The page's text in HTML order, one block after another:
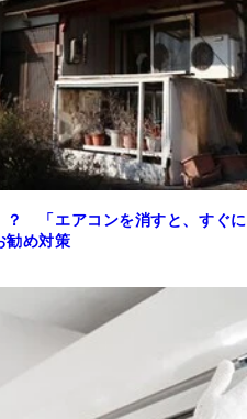
？ 「エアコンを消すと、すぐに
勧め対策